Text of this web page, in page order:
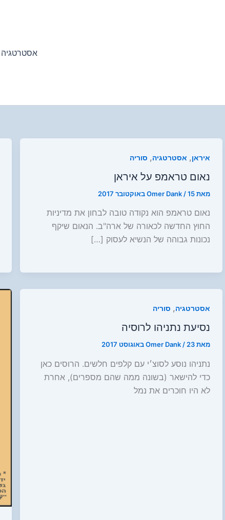
אסטרטגיה
איראן, אסטרטגיה, סוריה
נאום טראמפ על איראן
מאת Omer Dank /15 באוקטובר 2017
נאום טראמפ הוא נקודה טובה לבחון את מדיניות
החוץ החדשה לכאורה של ארה"ב. הנאום שיקף
נכונות גבוהה של הנשיא לעסוק […]
אסטרטגיה, סוריה
נסיעת נתניהו לרוסיה
מאת Omer Dank / 23 באוגוסט 2017
נתניהו נוסע לסוצ׳י עם קלפים חלשים. הרוסים כאן
כדי להישאר (בשונה ממה שהם מספרים), אחרת
לא היו חוכרים את נמל